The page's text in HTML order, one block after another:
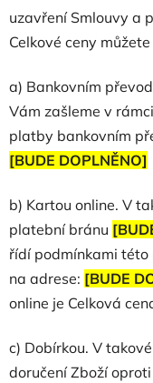
uzavření Smlouvy a
Celkové ceny
a) Bankovním
Vám zašleme v
platby bankovním
[BUDE DOPLNĚNO]
b) Kartou online. V
platební bránu
řídí podmínkami
na adrese: [BUDE
online je Celková
c) Dobírkou. V
doručení Zboží